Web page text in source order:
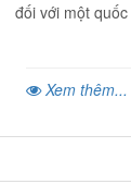
đối với một
Xem thêm...